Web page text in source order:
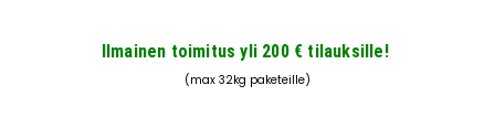
Ilmainen toimitus yli 200 € tilauksille!
(max 32kg paketeille)